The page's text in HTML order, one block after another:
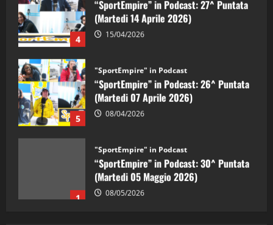
4
(Martedi 14 Aprile 2026)
5
“SportEmpire” in Podcast: 26^ Puntata
(Martedi 07 Aprile 2026)
1
“SportEmpire” in Podcast: 30^ Puntata
(Martedi 05 Maggio 2026)